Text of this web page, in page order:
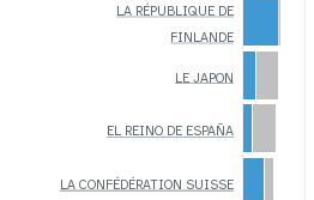
LA RÉPUBLIQUE DE
FINLANDE
LE JAPON
EL REINO DE ESPAÑA
LA CONFÉDÉRATION SUISSE